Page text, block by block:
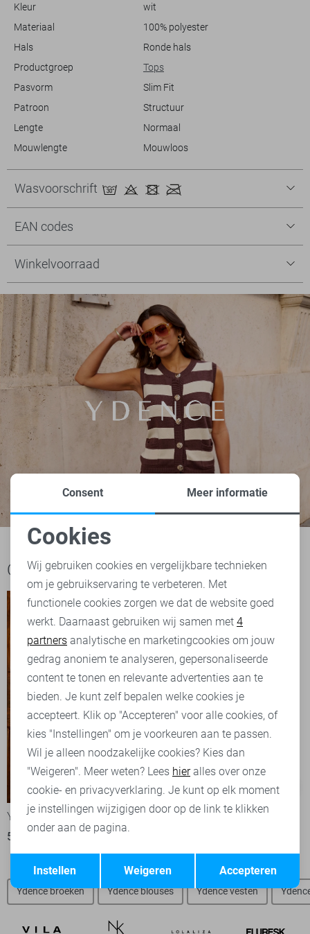
biedt deze top zowel comfort als stijl.
Kleur
wit
Materiaal
100% polyester
Hals
Ronde hals
Productgroep
Tops
Pasvorm
Slim Fit
Patroon
Structuur
Lengte
Normaal
Mouwlengte
Mouwloos
Wasvoorschrift
EAN codes
Winkelvoorraad
Ook het bekijken waard
Ydence Top
59,95
Tall -50%
Ydence Broek
Ydence broeken Ydence blouses Ydence vesten
Noodzakelijke cookies
Personalisatie cookies
Analytische cookies
Marketing cookies
Terug Opslaan
Consent Meer informatie
Cookies
Wij gebruiken cookies en vergelijkbare technieken
om je gebruikservaring te verbeteren. Met
functionele cookies zorgen we dat de website goed
werkt. Daarnaast gebruiken wij samen met 4
partners analytische en marketingcookies om jouw
gedrag anoniem te analyseren, gepersonaliseerde
content te tonen en relevante advertenties aan te
bieden. Je kunt zelf bepalen welke cookies je
accepteert. Klik op "Accepteren" voor alle cookies, of
kies "Instellingen" om je voorkeuren aan te passen.
Wil je alleen noodzakelijke cookies? Kies dan
"Weigeren". Meer weten? Lees hieralles over onze
cookie- en privacyverklaring. Je kunt op elk moment
je instellingen wijzigigen door op de link te klikken
onder aan de pagina.
Accepteren
Weigeren
Instellen